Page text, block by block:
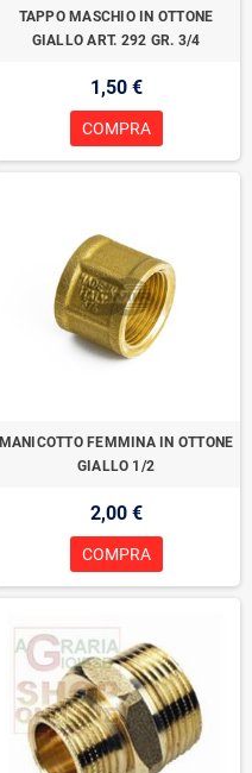
TAPPO MASCHIO IN OTTONE
GIALLO ART. 292 GR. 3/4
1,50 €
COMPRA
MANICOTTO FEMMINA IN OTTONE
GIALLO 1/2
2,00 €
COMPRA